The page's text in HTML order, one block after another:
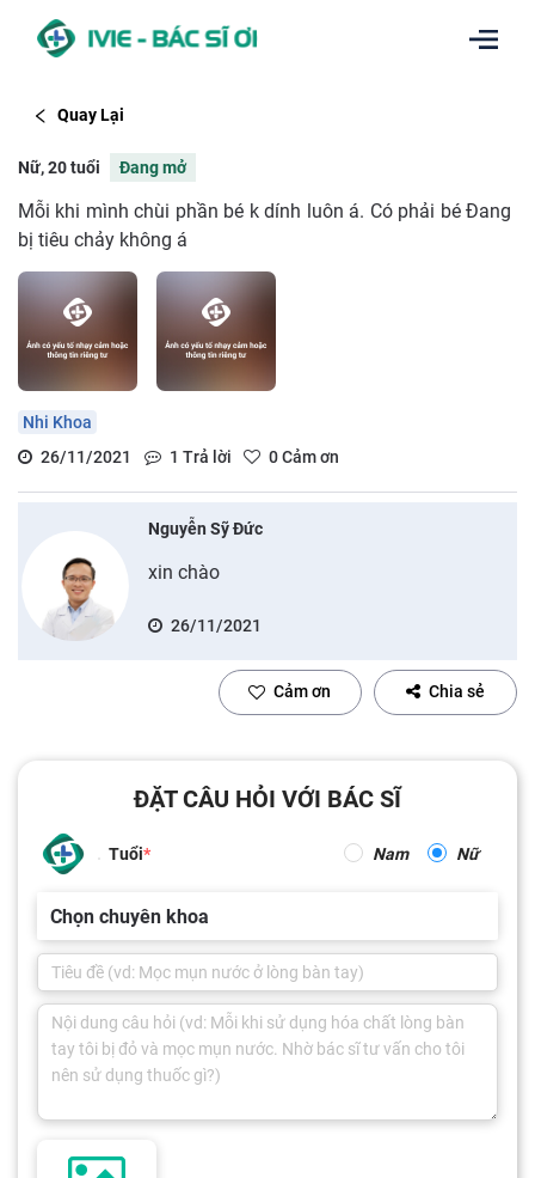
Quay Lại
Nữ, 20 tuổi Đang mở
Mỗi khi mình chùi phần bé k dính luôn á. Có phải bé Đang
bị tiêu chảy không á
Nhi Khoa
26/11/2021
1 Trả lời 0Cảm ơn
Nguyễn Sỹ Đức
xin chào
26/11/2021
Cảm ơn Chia sẻ
ĐẶT CÂU HỎI VỚI BÁC SĨ
Tuổi Nam Nữ
Chọn chuyên khoa